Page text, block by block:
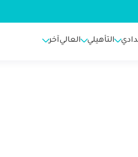
التأهيلي العاليآخر